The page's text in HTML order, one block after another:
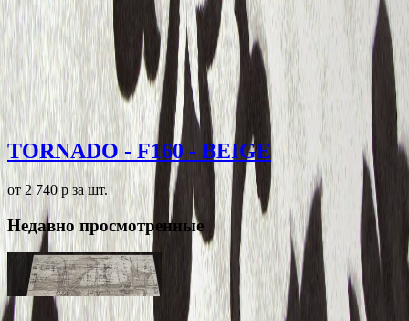
TORNADO - F160 - BEIGE
от 2 740 p за шт.
Недавно просмотренные